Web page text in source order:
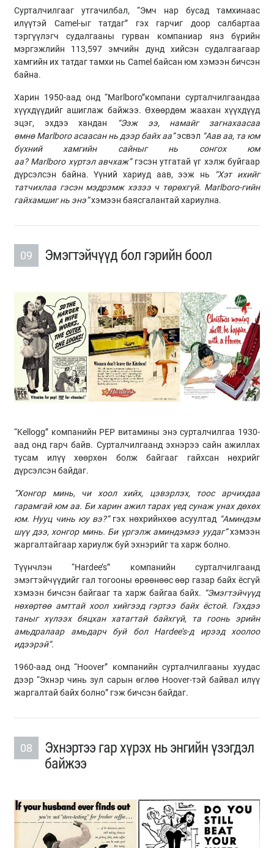
Сурталчилгааг утгачилбал, “Эмч нар бусад тамхинаас
илүүтэй Camel-ыгтатдаг” гэх гарчиг доор салбартаа
тэргүүлэгч судалгааны гурван компаниар янз бүрийн
мэргэжлийн 113,597 эмчийн дунд хийсэн судалгаагаар
хамгийн их татдаг тамхи нь Camel байсан юм хэмээн бичсэн
байна.
Харин 1950-аад онд “Marlboro”компани сурталчилгаандаа
хүүхдүүдийг ашиглаж байжээ. Өхөөрдөм жаахан хүүхдүүд
эцэг, эхдээ хандан
“Ээж ээ, намайг загнахаасаа
өмнөMarlboroасаасан нь дээр байх аа”эсвэл “Аав аа, та юм
бүхний хамгийн сайныг нь сонгох юм
аа? Marlboro хүртэл авчхаж”гэсэн утгатай үг хэлж буйгаар
дүрсэлсэн байна. Үүний хариуд аав, ээж нь
“Хэт ихийг
татчихлаа гэсэн мэдрэмж хэзээ ч төрөхгүй. Marlboro-гийн
гайхамшиг нь энэ”хэмээн баясгалантай хариулна.
09 Эмэгтэйчүүд бол гэрийн боол
“Kellogg” компанийн PEP витамины энэ сурталчилгаа 1930-
аад онд гарч байв. Сурталчилгаанд эхнэрээ сайн ажиллах
тусам илүү хөөрхөн болж байгааг гайхсан нөхрийг
дүрсэлсэн байдаг.
“Хонгор минь, чи хоол хийх, цэвэрлэх, тоос арчихдаа
гарамгай юм аа. Би харин ажил тарах үед сунаж унах дөхөх
юм. Нууц чинь юу вэ?”гэх нөхрийнхөө асуултад “Аминдэм
шүү дээ, хонгор минь. Би үргэлж аминдэмээ уудаг”хэмээн
жаргалтайгаар хариулж буй эхнэрийг та харж болно.
Түүнчлэн “Hardee’s” компанийн сурталчилгаанд
эмэгтэйчүүдийг гал тогооны өрөөнөөс өөр газар байх ёсгүй
хэмээн бичсэн байгааг та харж байгаа байх. “Эмэгтэйчүүд
нөхөртөө амттай хоол хийгээд гэртээ байх ёстой. Гэхдээ
таныг хүлээх бяцхан хатагтай байхгүй, та гоонь эрийн
амьдралаар амьдарч буй бол Hardee’s-д ирээд хоолоо
идээрэй”.
1960-аад онд “Hoover” компанийн сурталчилгааны хуудас
дээр “Эхнэр чинь зул сарын өглөө Hoover-тэй байвал илүү
жаргалтай байх болно” гэж бичсэн байдаг.
08
Эхнэртээ гар хүрэх нь энгийн үзэгдэл
байжээ